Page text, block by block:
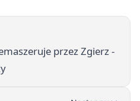
przez Zgierz -